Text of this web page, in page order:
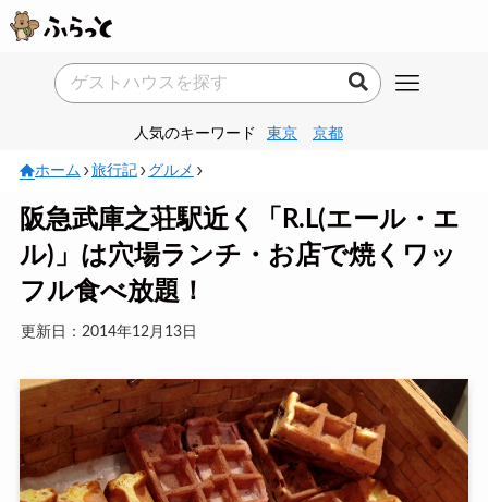
人気のキーワード 東京 京都
ホーム 旅行記 グルメ
阪急武庫之荘駅近く「R.L(エール・エ
ル)」は穴場ランチ・お店で焼くワッ
フル食べ放題！
更新日：2014年12月13日